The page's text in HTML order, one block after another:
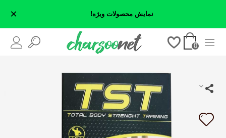
نمایش محصولات ویژه! ×
0